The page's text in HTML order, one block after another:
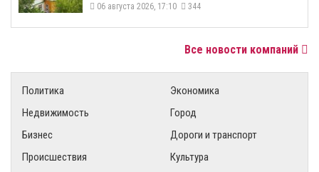
06 августа 2026, 17:10 344
Все новости компаний
Политика
Экономика
Недвижимость
Город
Бизнес
Дороги и транспорт
Происшествия
Культура